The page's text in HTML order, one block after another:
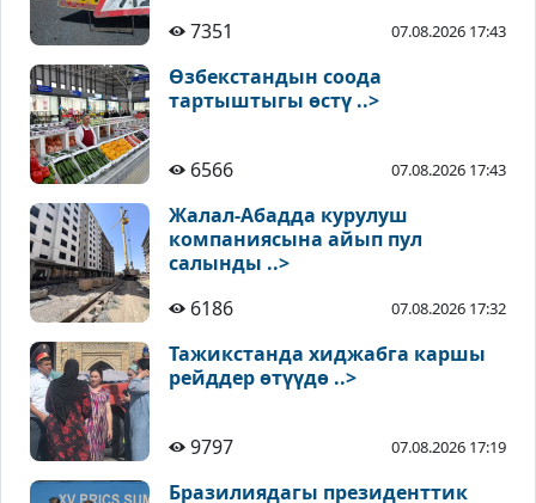
7351 07.08.2026 17:43
Өзбекстандын соода
тартыштыгы өстү ..>
6566 07.08.2026 17:43
Жалал-Абадда курулуш
компаниясына айып пул
салынды ..>
6186
07.08.2026 17:32
Тажикстанда хиджабга каршы
рейддер өтүүдө ..>
9797 07.08.2026 17:19
Бразилиядагы президенттик